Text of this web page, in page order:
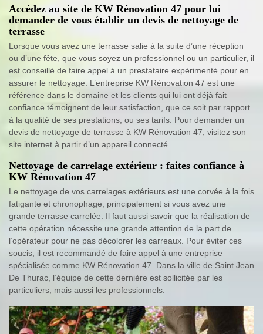
Accédez au site de KW Rénovation 47 pour lui
demander de vous établir un devis de nettoyage de
terrasse
Lorsque vous avez une terrasse salie à la suite d’une réception
ou d’une fête, que vous soyez un professionnel ou un particulier, il
est conseillé de faire appel à un prestataire expérimenté pour en
assurer le nettoyage. L’entreprise KW Rénovation 47 est une
référence dans le domaine et les clients qui lui ont déjà fait
confiance témoignent de leur satisfaction, que ce soit par rapport
à la qualité de ses prestations, ou ses tarifs. Pour demander un
devis de nettoyage de terrasse à KW Rénovation 47, visitez son
site internet à partir d’un appareil connecté.
Nettoyage de carrelage extérieur : faites confiance à
KW Rénovation 47
Le nettoyage de vos carrelages extérieurs est une corvée à la fois
fatigante et chronophage, principalement si vous avez une
grande terrasse carrelée. Il faut aussi savoir que la réalisation de
cette opération nécessite une grande attention de la part de
l’opérateur pour ne pas décolorer les carreaux. Pour éviter ces
soucis, il est recommandé de faire appel à une entreprise
spécialisée comme KW Rénovation 47. Dans la ville de Saint Jean
De Thurac, l’équipe de cette dernière est sollicitée par les
particuliers, mais aussi les professionnels.